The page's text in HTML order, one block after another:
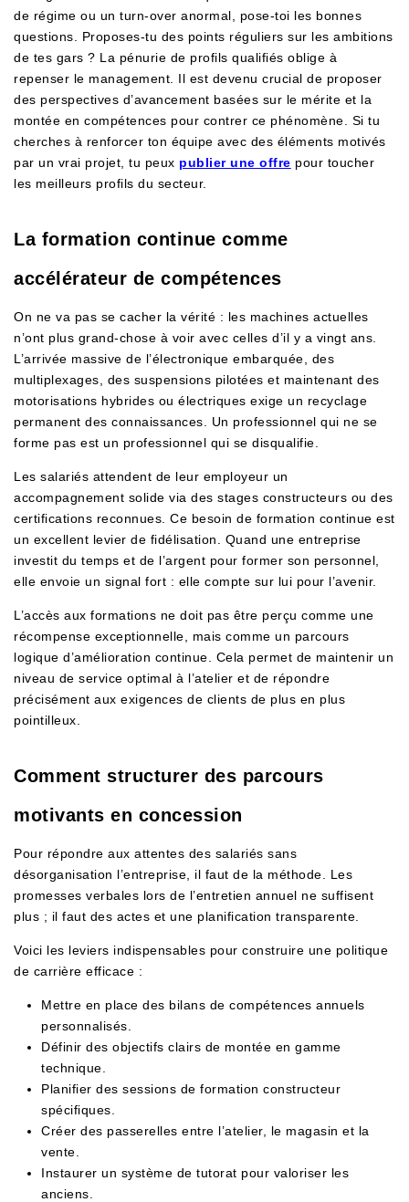
de régime ou un turn-over anormal, pose-toi les bonnes
questions. Proposes-tu des points réguliers sur les ambitions
de tes gars ? La pénurie de profils qualifiés oblige à
repenser le management. Il est devenu crucial de proposer
des perspectives d’avancement basées sur le mérite et la
montée en compétences pour contrer ce phénomène. Si tu
cherches à renforcer ton équipe avec des éléments motivés
par un vrai projet, tu peux publier une offre pour toucher
les meilleurs profils du secteur.
La formation continue comme
accélérateur de compétences
On ne va pas se cacher la vérité : les machines actuelles
n’ont plus grand-chose à voir avec celles d’il y a vingt ans.
L’arrivée massive de l’électronique embarquée, des
multiplexages, des suspensions pilotées et maintenant des
motorisations hybrides ou électriques exige un recyclage
permanent des connaissances. Un professionnel qui ne se
forme pas est un professionnel qui se disqualifie.
Les salariés attendent de leur employeur un
accompagnement solide via des stages constructeurs ou des
certifications reconnues. Ce besoin de formation continue est
un excellent levier de fidélisation. Quand une entreprise
investit du temps et de l’argent pour former son personnel,
elle envoie un signal fort : elle compte sur lui pour l’avenir.
L’accès aux formations ne doit pas être perçu comme une
récompense exceptionnelle, mais comme un parcours
logique d’amélioration continue. Cela permet de maintenir un
niveau de service optimal à l’atelier et de répondre
précisément aux exigences de clients de plus en plus
pointilleux.
Comment structurer des parcours
motivants en concession
Pour répondre aux attentes des salariés sans
désorganisation l’entreprise, il faut de la méthode. Les
promesses verbales lors de l’entretien annuel ne suffisent
plus ; il faut des actes et une planification transparente.
Voici les leviers indispensables pour construire une politique
de carrière efficace :
Mettre en place des bilans de compétences annuels
personnalisés.
Définir des objectifs clairs de montée en gamme
technique.
Planifier des sessions de formation constructeur
spécifiques.
Créer des passerelles entre l’atelier, le magasin et la
vente.
Instaurer un système de tutorat pour valoriser les
anciens.